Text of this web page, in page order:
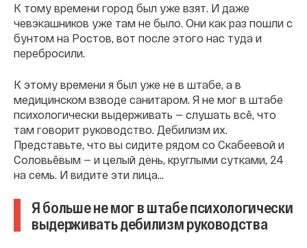
К тому времени город был уже взят. И даже
чевэкашников уже там не было. Они как раз пошли с
бунтом на Ростов, вот после этого нас туда и
перебросили.
К этому времени я был уже не в штабе, а в
медицинском взводе санитаром. Я не мог в штабе
психологически выдерживать — слушать всё, что
там говорит руководство. Дебилизм их.
Представьте, что вы сидите рядом со Скабеевой и
Соловьёвым — и целый день, круглыми сутками, 24
на семь. И видите эти лица...
Я больше не мог в штабе психологически
выдерживать дебилизм руководства